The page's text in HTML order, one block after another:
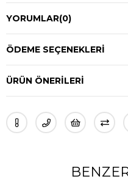
YORUMLAR(0)
ÖDEME SEÇENEKLERI
ÜRÜN ÖNERILERI